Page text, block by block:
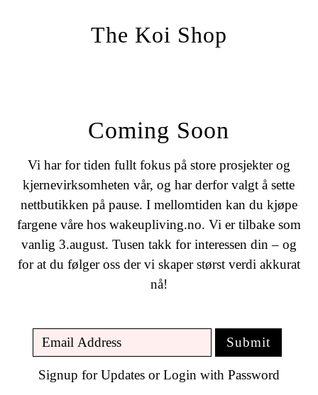
The Koi Shop
Coming Soon
Vi har for tiden fullt fokus på store prosjekter og
kjernevirksomheten vår, og har derfor valgt å sette
nettbutikken på pause. I mellomtiden kan du kjøpe
fargene våre hos wakeupliving.no. Vi er tilbake som
vanlig 3.august. Tusen takk for interessen din – og
for at du følger oss der vi skaper størst verdi akkurat
nå!
Signup for UpdatesorLogin with Password